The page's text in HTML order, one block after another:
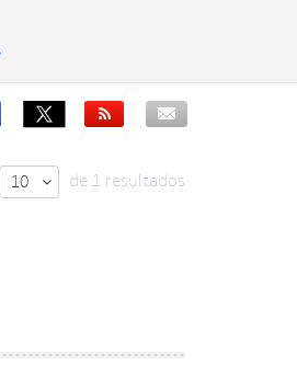

10  de 1 resultados